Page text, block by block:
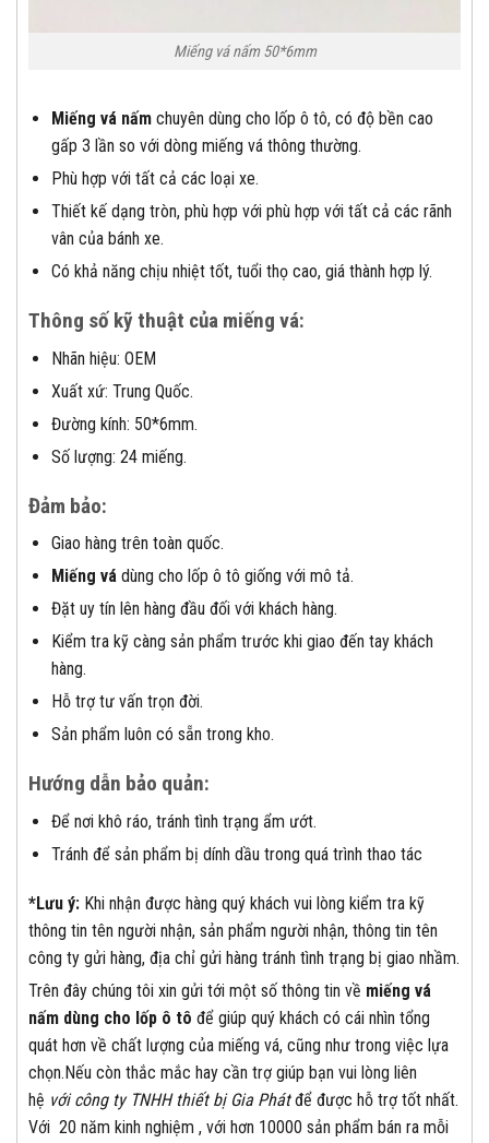
Miếng vá nấm 50*6mm
Miếng vá nấmchuyên dùng cho lốp ô tô, có độ bền cao
gấp 3 lần so với dòng miếng vá thông thường.
Phù hợp với tất cả các loại xe.
Thiết kế dạng tròn, phù hợp với phù hợp với tất cả các rãnh
vân của bánh xe.
Có khả năng chịu nhiệt tốt, tuổi thọ cao, giá thành hợp lý.
Thông số kỹ thuật của miếng vá:
Nhãn hiệu: OEM
Xuất xứ: Trung Quốc.
Đường kính: 50*6mm.
Số lượng: 24 miếng.
Đảm bảo:
Giao hàng trên toàn quốc.
Miếng vá dùng cho lốp ô tô giống với mô tả.
Đặt uy tín lên hàng đầu đối với khách hàng.
Kiểm tra kỹ càng sản phẩm trước khi giao đến tay khách
hàng.
Hỗ trợ tư vấn trọn đời.
Sản phẩm luôn có sẵn trong kho.
Hướng dẫn bảo quản:
Để nơi khô ráo, tránh tình trạng ẩm ướt.
Tránh để sản phẩm bị dính dầu trong quá trình thao tác
*Lưu ý: Khi nhận được hàng quý khách vui lòng kiểm tra kỹ
thông tin tên người nhận, sản phẩm người nhận, thông tin tên
công ty gửi hàng, địa chỉ gửi hàng tránh tình trạng bị giao nhầm.
Trên đây chúng tôi xin gửi tới một số thông tin về miếng vá
nấm dùng cho lốp ô tô để giúp quý khách có cái nhìn tổng
quát hơn về chất lượng của miếng vá, cũng như trong việc lựa
chọn.Nếu còn thắc mắc hay cần trợ giúp bạn vui lòng liên
hệ với công ty TNHH thiết bị Gia Phátđể được hỗ trợ tốt nhất.
Với 20 năm kinh nghiệm , với hơn 10000 sản phẩm bán ra mỗi